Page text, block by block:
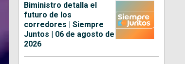
Biministro detalla el
futuro de los
corredores | Siempre
Juntos | 06 de agosto de
2026